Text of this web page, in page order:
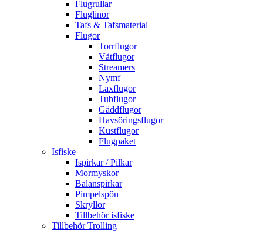
Flugrullar
Fluglinor
Tafs & Tafsmaterial
Flugor
Torrflugor
Våtflugor
Streamers
Nymf
Laxflugor
Tubflugor
Gäddflugor
Havsöringsflugor
Kustflugor
Flugpaket
Isfiske
Ispirkar / Pilkar
Mormyskor
Balanspirkar
Pimpelspön
Skryllor
Tillbehör isfiske
Tillbehör Trolling